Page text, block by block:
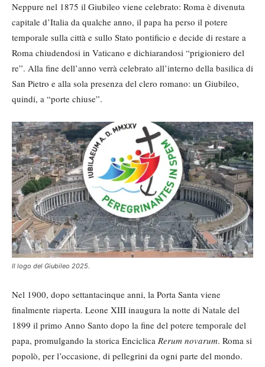
Neppure nel 1875 il Giubileo viene celebrato: Roma è divenuta
capitale d’Italia da qualche anno, il papa ha perso il potere
temporale sulla città e sullo Stato pontificio e decide di restare a
Roma chiudendosi in Vaticano e dichiarandosi “prigioniero del
re”. Alla fine dell’anno verrà celebrato all’interno della basilica di
San Pietro e alla sola presenza del clero romano: un Giubileo,
quindi, a “porte chiuse”.
Il logo del Giubileo 2025.
Nel 1900, dopo settantacinque anni, la Porta Santa viene
finalmente riaperta. Leone XIII inaugura la notte di Natale del
1899 il primo Anno Santo dopo la fine del potere temporale del
papa, promulgando la storica Enciclica Rerum novarum. Roma si
popolò, per l’occasione, di pellegrini da ogni parte del mondo.